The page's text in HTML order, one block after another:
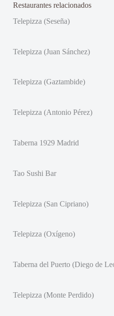
Restaurantes relacionados
Telepizza (Seseña)
Telepizza (Juan Sánchez)
Telepizza (Gaztambide)
Telepizza (Antonio Pérez)
Taberna 1929 Madrid
Tao Sushi Bar
Telepizza (San Cipriano)
Telepizza (Oxígeno)
Taberna del Puerto (Diego de
Telepizza (Monte Perdido)